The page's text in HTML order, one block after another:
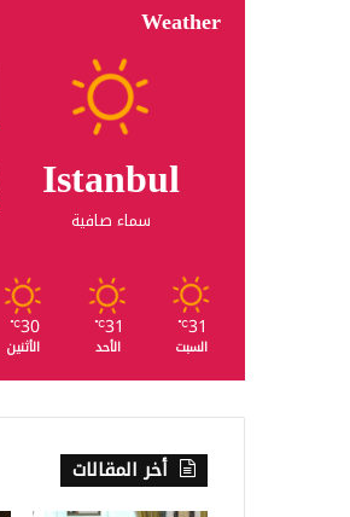
Weather
Istanbul
سماء صافية
31
℃
السبت
31
℃
الأحد
30
℃
الأثنين
أخر المقالات